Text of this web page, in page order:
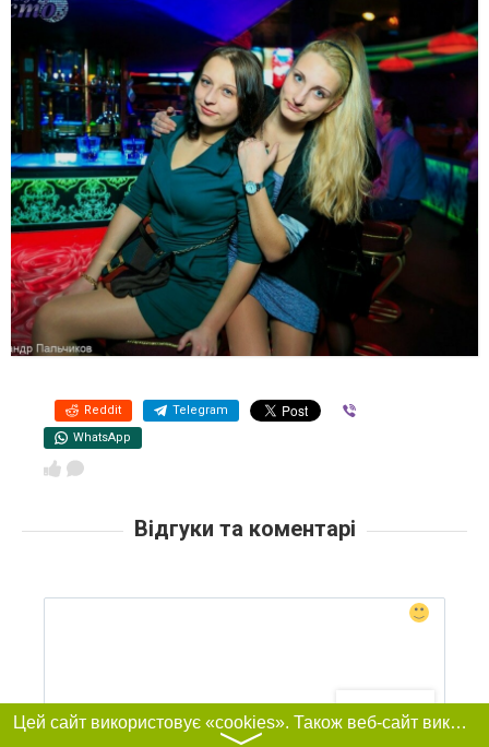
Reddit Telegram
WhatsApp
Відгуки та коментарі
Написати коментар анонімно
Фільтри
Цей сайт використовує «cookies». Також веб-сайт використовує інтернет-сервіс для збору технічних даних стосовно відвідувачів з метою отримання маркетингової та статистичної інформації. Умови обробки даних відвідувачів сайту див.
〉